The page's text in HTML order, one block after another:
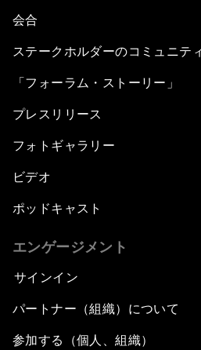
会合
ステークホルダーのコミュニテ
「フォーラム・ストーリー」
プレスリリース
フォトギャラリー
ビデオ
ポッドキャスト
エンゲージメント
サインイン
パートナー（組織）について
参加する（個人、組織）